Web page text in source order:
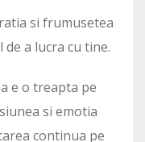
si frumusetea
de a lucra cu tine.
e o treapta pe
si emotia
continua pe